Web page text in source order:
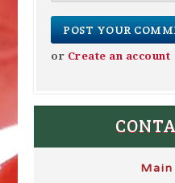
or Create an account